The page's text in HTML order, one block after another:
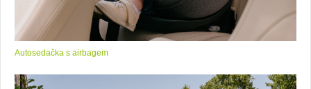
Autosedačka s airbagem